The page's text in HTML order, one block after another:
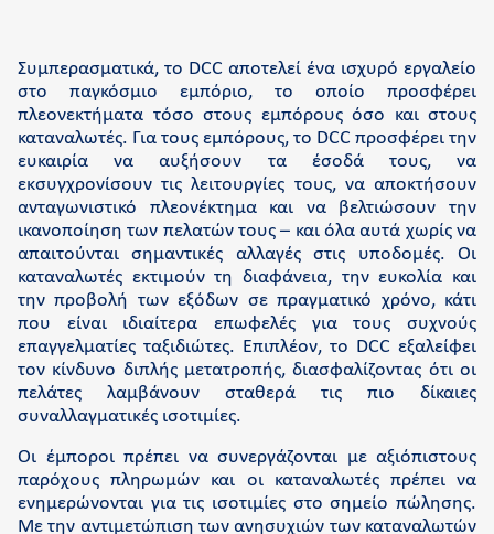
Συμπερασματικά, το DCC αποτελεί ένα ισχυρό εργαλείο
στο παγκόσμιο εμπόριο, το οποίο προσφέρει
πλεονεκτήματα τόσο στους εμπόρους όσο και στους
καταναλωτές. Για τους εμπόρους, το DCC προσφέρει την
ευκαιρία να αυξήσουν τα έσοδά τους, να
εκσυγχρονίσουν τις λειτουργίες τους, να αποκτήσουν
ανταγωνιστικό πλεονέκτημα και να βελτιώσουν την
ικανοποίηση των πελατών τους – και όλα αυτά χωρίς να
απαιτούνται σημαντικές αλλαγές στις υποδομές. Οι
καταναλωτές εκτιμούν τη διαφάνεια, την ευκολία και
την προβολή των εξόδων σε πραγματικό χρόνο, κάτι
που είναι ιδιαίτερα επωφελές για τους συχνούς
επαγγελματίες ταξιδιώτες. Επιπλέον, το DCC εξαλείφει
τον κίνδυνο διπλής μετατροπής, διασφαλίζοντας ότι οι
πελάτες λαμβάνουν σταθερά τις πιο δίκαιες
συναλλαγματικές ισοτιμίες.
Οι έμποροι πρέπει να συνεργάζονται με αξιόπιστους
παρόχους πληρωμών και οι καταναλωτές πρέπει να
ενημερώνονται για τις ισοτιμίες στο σημείο πώλησης.
Με την αντιμετώπιση των ανησυχιών των καταναλωτών